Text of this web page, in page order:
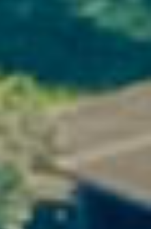
heart of the
views over
and local lunch
a group quote